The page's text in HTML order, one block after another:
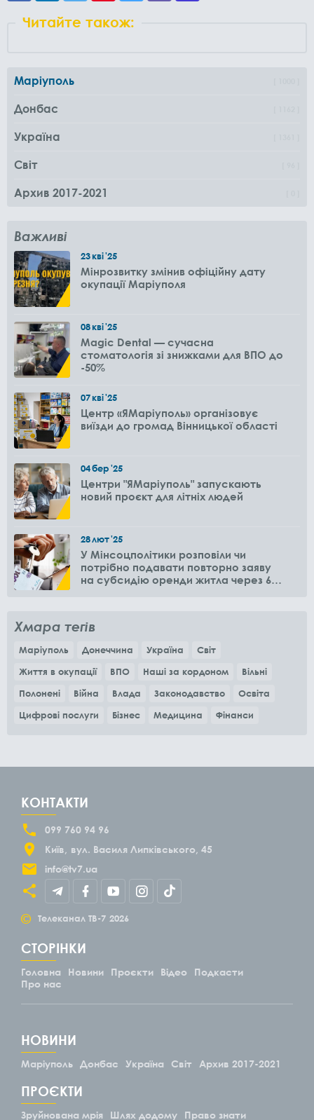
Читайте також:
Маріуполь
Донбас
Україна
Світ
Архив 2017-2021
Важливі
23кві'25
Мінрозвитку змінив офіційну дату
окупації Маріуполя
08кві'25
Magic Dental — сучасна
стоматологія зі знижками для ВПО до
-50%
07кві'25
Центр «ЯМаріуполь» організовує
виїзди до громад Вінницької області
04бер'25
Центри "ЯМаріуполь" запускають
новий проєкт для літніх людей
28лют'25
У Мінсоцполітики розповіли чи
потрібно подавати повторно заяву
на субсидію оренди житла через 6
Хмара тегів
Маріуполь Донеччина Україна
Світ
Життя в окупації
ВПО Наші за кордоном
Вільні
Полонені
Війна Влада Законодавство
Освіта
Цифрові послуги
Бізнес Медицина Фінанси
КОНТАКТИ
099 760 94 96
Київ
вул. Василя Липківського, 45
info@tv7.ua
© Телеканал ТВ-7 2026
СТОРІНКИ
Головна Новини Проєкти Відео
Подкасти
Про нас
НОВИНИ
Маріуполь Донбас Україна Світ Архив 2017-2021
ПРОЄКТИ
Зруйнована мрія Шлях додому Право знати